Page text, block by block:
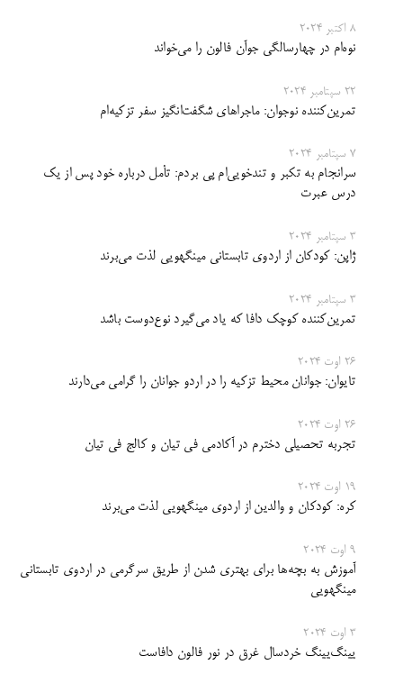
8 اکتبر 2024
نوه‌ام در چهارسالگی جوآن ‌فالون را می‌خواند
22 سپتامبر 2024
تمرین‌کننده نوجوان: ماجرا‌های شگفت‌انگیز سفر تزکیه‌ام
7 سپتامبر 2024
سرانجام به تکبر و تندخویی‌ام پی بردم: تأمل درباره خود پس از یک
درس عبرت
3 سپتامبر 2024
ژاپن: کودکان از اردوی تابستانی مینگهویی لذت می‌برند
3 سپتامبر 2024
تمرین‌کننده کوچک دافا که یاد می‌گیرد نوع‌دوست‌ باشد
26 اوت 2024
تایوان: جوانان محیط تزکیه را در اردو جوانان را گرامی می‌دارند
26 اوت 2024
تجربه تحصیلی دخترم در آکادمی فی تیان و کالج فی تیان
19 اوت 2024
کره: کودکان و والدین از اردوی مینگهویی لذت می‌برند
9 اوت 2024
آموزش به بچه‌ها برای بهتری شدن از طریق سرگرمی در ‌‌اردوی تابستانی
مینگهویی
3 اوت 2024
یینگ‌یینگ خردسال غرق در نور فالون دافاست